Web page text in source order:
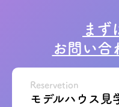
まず
お問い合
モデルハウス見
Reservetion